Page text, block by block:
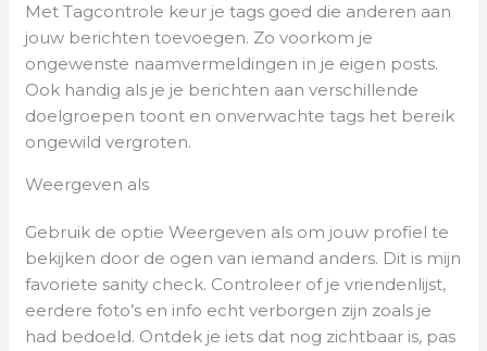
Met Tagcontrole keur je tags goed die anderen aan
jouw berichten toevoegen. Zo voorkom je
ongewenste naamvermeldingen in je eigen posts.
Ook handig als je je berichten aan verschillende
doelgroepen toont en onverwachte tags het bereik
ongewild vergroten.
Weergeven als
Gebruik de optie Weergeven als om jouw profiel te
bekijken door de ogen van iemand anders. Dit is mijn
favoriete sanity check. Controleer of je vriendenlijst,
eerdere foto’s en info echt verborgen zijn zoals je
had bedoeld. Ontdek je iets dat nog zichtbaar is, pas